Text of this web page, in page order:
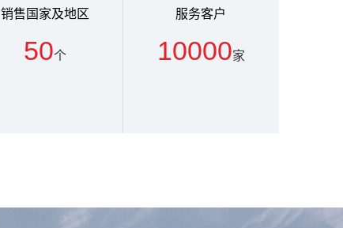
销售国家及地区
50个
服务客户
10000家